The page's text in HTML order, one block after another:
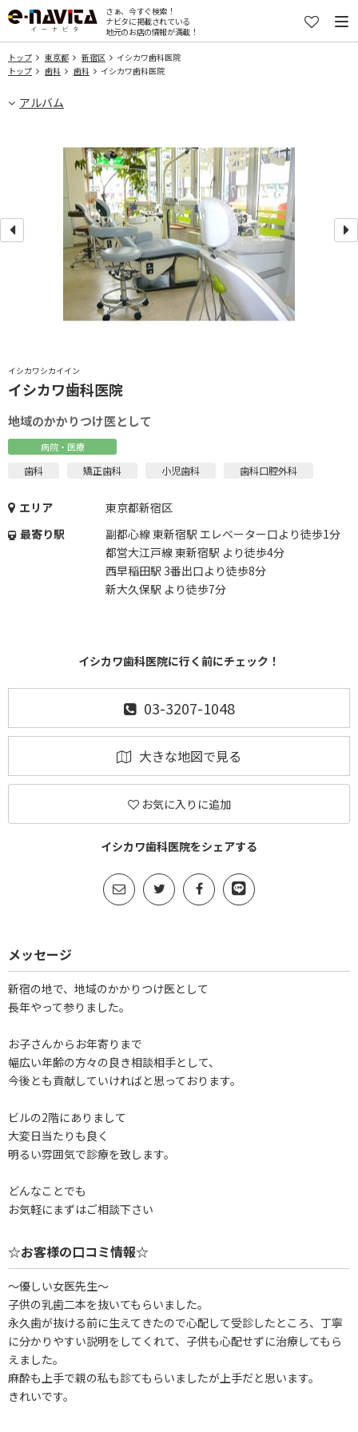
さぁ、今すぐ検索！
ナビタに掲載されている
地元のお店の情報が満載！
トップ 東京都 新宿区
イシカワ歯科医院
トップ
歯科 歯科 イシカワ歯科医院
アルバム
イシカワシカイイン
イシカワ歯科医院
地域のかかりつけ医として
病院・医療
歯科 矯正歯科 小児歯科 歯科口腔外科
エリア
東京都新宿区
最寄り駅
副都心線 東新宿駅 エレベーター口より徒歩1分
都営大江戸線 東新宿駅 より徒歩4分
西早稲田駅 3番出口より徒歩8分
新大久保駅 より徒歩7分
イシカワ歯科医院に行く前にチェック！
03-3207-1048
大きな地図で見る
お気に入りに追加
イシカワ歯科医院をシェアする
メッセージ
新宿の地で、地域のかかりつけ医として
長年やって参りました。
お子さんからお年寄りまで
幅広い年齢の方々の良き相談相手として、
今後とも貢献していければと思っております。
ビルの2階にありまして
大変日当たりも良く
明るい雰囲気で診療を致します。
どんなことでも
お気軽にまずはご相談下さい
☆お客様の口コミ情報☆
～優しい女医先生～
子供の乳歯二本を抜いてもらいました。
永久歯が抜ける前に生えてきたので心配して受診したところ、丁寧
に分かりやすい説明をしてくれて、子供も心配せずに治療してもら
えました。
麻酔も上手で親の私も診てもらいましたが上手だと思います。
きれいです。